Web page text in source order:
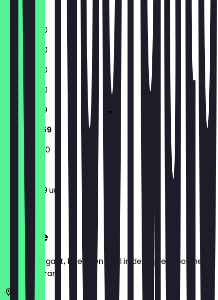
Zondag
11:30 - 23:00
11:30 - 23:00
11:30 - 23:00
11:30 - 23:00
11:30 - 23:59
11:30 - 23:59
12:00 - 23:00
11:30 - 23:59 uur
Locatie
Voordat je gaat, boek een deal in de app en toon het in
het restaurant.